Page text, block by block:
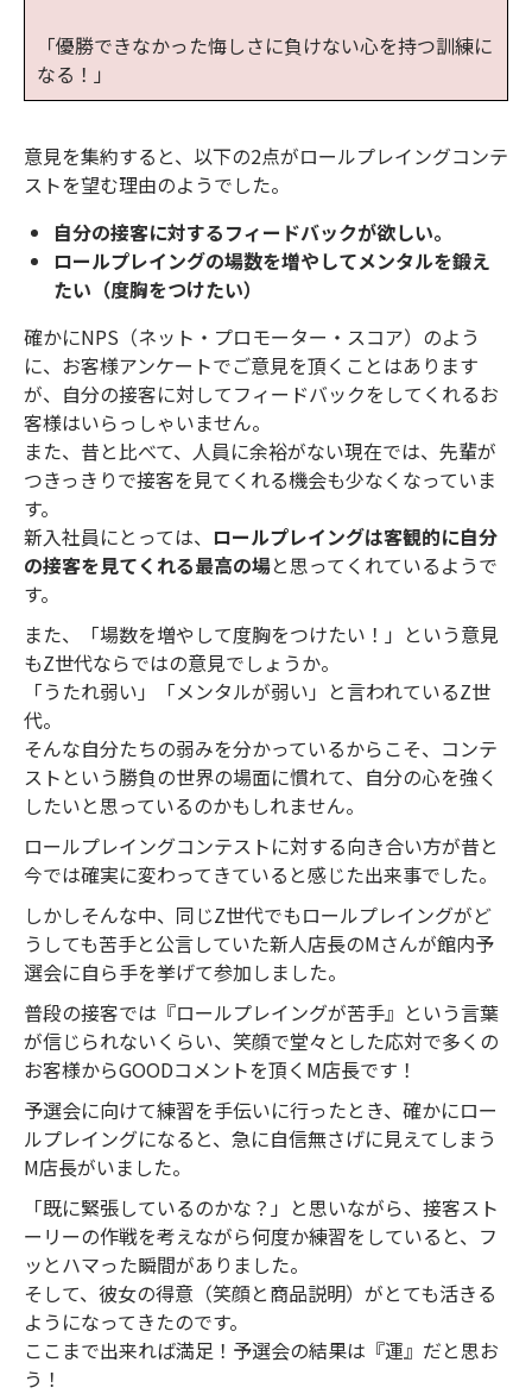
「優勝できなかった悔しさに負けない心を持つ訓練に
なる！」
意見を集約すると、以下の2点がロールプレイングコンテ
ストを望む理由のようでした。
自分の接客に対するフィードバックが欲しい。
ロールプレイングの場数を増やしてメンタルを鍛え
たい（度胸をつけたい）
確かにNPS（ネット・プロモーター・スコア）のよう
に、お客様アンケートでご意見を頂くことはあります
が、自分の接客に対してフィードバックをしてくれるお
客様はいらっしゃいません。
また、昔と比べて、人員に余裕がない現在では、先輩が
つきっきりで接客を見てくれる機会も少なくなっていま
す。
新入社員にとっては、 ロールプレイングは客観的に自分
の接客を見てくれる最高の場と思ってくれているようで
す。
また、「場数を増やして度胸をつけたい！」という意見
もZ世代ならではの意見でしょうか。
「うたれ弱い」「メンタルが弱い」と言われているZ世
代。
そんな自分たちの弱みを分かっているからこそ、コンテ
ストという勝負の世界の場面に慣れて、自分の心を強く
したいと思っているのかもしれません。
ロールプレイングコンテストに対する向き合い方が昔と
今では確実に変わってきていると感じた出来事でした。
しかしそんな中、同じZ世代でもロールプレイングがど
うしても苦手と公言していた新人店長のMさんが館内予
選会に自ら手を挙げて参加しました。
普段の接客では『ロールプレイングが苦手』という言葉
が信じられないくらい、笑顔で堂々とした応対で多くの
お客様からGOODコメントを頂くM店長です！
予選会に向けて練習を手伝いに行ったとき、確かにロー
ルプレイングになると、急に自信無さげに見えてしまう
M店長がいました。
「既に緊張しているのかな？」と思いながら、接客スト
ーリーの作戦を考えながら何度か練習をしていると、フ
ッとハマった瞬間がありました。
そして、彼女の得意（笑顔と商品説明）がとても活きる
ようになってきたのです。
ここまで出来れば満足！予選会の結果は『運』だと思お
う！